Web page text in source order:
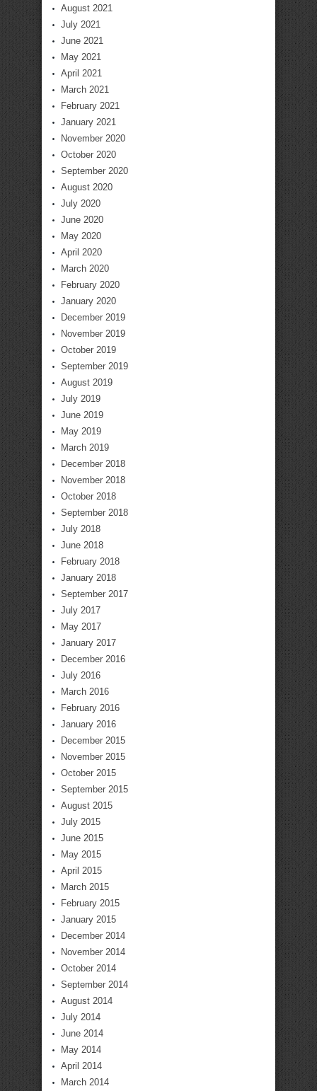
August 2021
July 2021
June 2021
May 2021
April 2021
March 2021
February 2021
January 2021
November 2020
October 2020
September 2020
August 2020
July 2020
June 2020
May 2020
April 2020
March 2020
February 2020
January 2020
December 2019
November 2019
October 2019
September 2019
August 2019
July 2019
June 2019
May 2019
March 2019
December 2018
November 2018
October 2018
September 2018
July 2018
June 2018
February 2018
January 2018
September 2017
July 2017
May 2017
January 2017
December 2016
July 2016
March 2016
February 2016
January 2016
December 2015
November 2015
October 2015
September 2015
August 2015
July 2015
June 2015
May 2015
April 2015
March 2015
February 2015
January 2015
December 2014
November 2014
October 2014
September 2014
August 2014
July 2014
June 2014
May 2014
April 2014
March 2014